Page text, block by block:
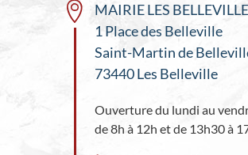
MAIRIE LES BELLEVILLE
1 Place des Belleville
Saint-Martin de
73440 Les Belleville
Ouverture du lundi au
de 8h à 12h et de 13h30 à